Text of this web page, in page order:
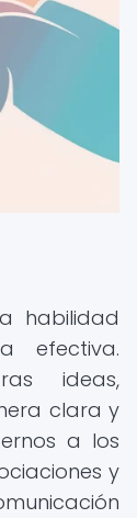
habilidad
efectiva.
ideas,
clara y
a los
y